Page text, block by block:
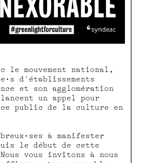
le mouvement national,
d'établissements
et son agglomération
un appel pour
public de la culture en
à manifester
le début de cette
vous invitons à nous